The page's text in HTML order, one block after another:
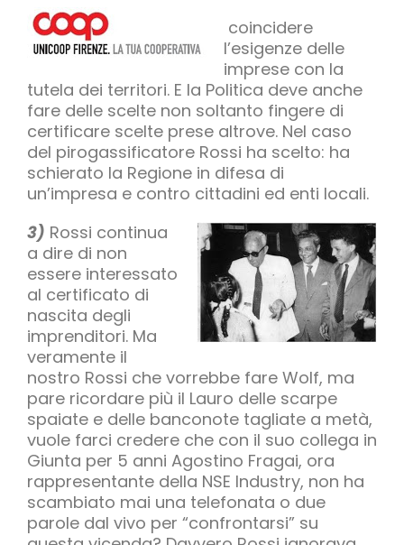
coincidere
l’esigenze delle
imprese con la
tutela dei territori. E la Politica deve anche
fare delle scelte non soltanto fingere di
certificare scelte prese altrove. Nel caso
del pirogassificatore Rossi ha scelto: ha
schierato la Regione in difesa di
un’impresa e contro cittadini ed enti locali.
3) Rossi continua
a dire di non
essere interessato
al certificato di
nascita degli
imprenditori. Ma
veramente il
nostro Rossi che vorrebbe fare Wolf, ma
pare ricordare più il Lauro delle scarpe
spaiate e delle banconote tagliate a metà,
vuole farci credere che con il suo collega in
Giunta per 5 anni Agostino Fragai, ora
rappresentante della NSE Industry, non ha
scambiato mai una telefonata o due
parole dal vivo per “confrontarsi” su